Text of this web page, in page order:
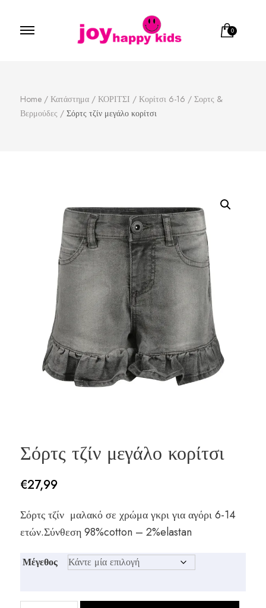
0
Home / Κατάστημα / ΚΟΡΙΤΣΙ / Κορίτσι 6-16 / Σορτς &
Βερμούδες / Σόρτς τζίν μεγάλο κορίτσι
Σόρτς τζίν μεγάλο κορίτσι
€27,99
Σόρτς τζίν μαλακό σε χρώμα γκρι για αγόρι 6-14
ετών.Σύνθεση 98%cotton – 2%elastan
Μέγεθος